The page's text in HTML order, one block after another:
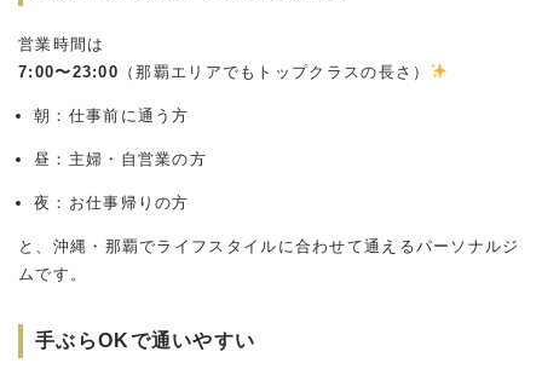
営業時間は
7:00〜23:00 （那覇エリアでもトップクラスの長さ）
朝：仕事前に通う方
昼：主婦・自営業の方
夜：お仕事帰りの方
と、沖縄・那覇でライフスタイルに合わせて通えるパーソナルジ
ムです。
手ぶらOKで通いやすい